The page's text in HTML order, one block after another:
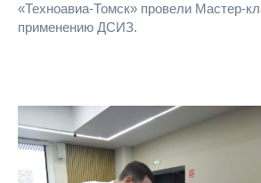
«Техноавиа-Томск» провели Мастер-
применению ДСИЗ.